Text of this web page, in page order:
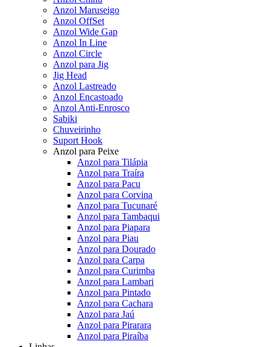
Anzol Maruseigo
Anzol OffSet
Anzol Wide Gap
Anzol In Line
Anzol Circle
Anzol para Jig
Jig Head
Anzol Lastreado
Anzol Encastoado
Anzol Anti-Enrosco
Sabiki
Chuveirinho
Suport Hook
Anzol para Peixe
Anzol para Tilápia
Anzol para Traíra
Anzol para Pacu
Anzol para Corvina
Anzol para Tucunaré
Anzol para Tambaqui
Anzol para Piapara
Anzol para Piau
Anzol para Dourado
Anzol para Carpa
Anzol para Curimba
Anzol para Lambari
Anzol para Pintado
Anzol para Cachara
Anzol para Jaú
Anzol para Pirarara
Anzol para Piraíba